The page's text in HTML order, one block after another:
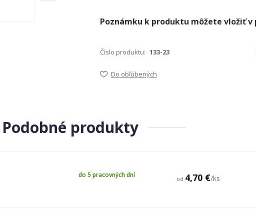
Číslo produktu: 133-23
Do obľúbených
Podobné produkty
od 4,70 €/ks
do 5 pracovných dní